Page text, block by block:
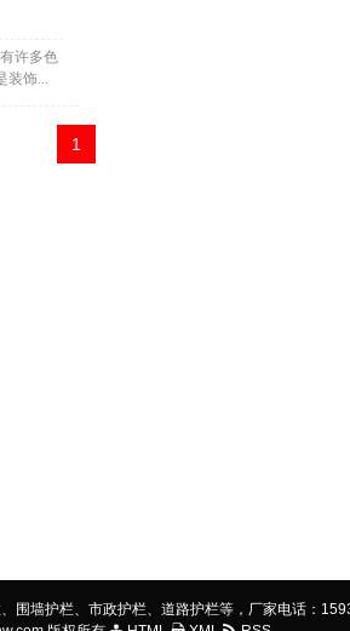
许多色
装饰...
1
围墙护栏、市政护栏、道路护栏等，厂家电话：